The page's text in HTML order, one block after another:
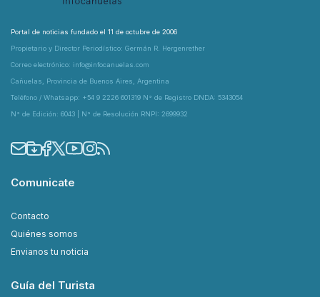
Portal de noticias fundado el 11 de octubre de 2006
Propietario y Director Periodístico: Germán R. Hergenrether
Correo electrónico: info@infocanuelas.com
Cañuelas, Provincia de Buenos Aires, Argentina
Teléfono / Whatsapp: +54 9 2226 601319 N° de Registro DNDA: 5343054
N° de Edición: 6043 | N° de Resolución RNPI: 2699932
Comunicate
Contacto
Quiénes somos
Envianos tu noticia
Guía del Turista